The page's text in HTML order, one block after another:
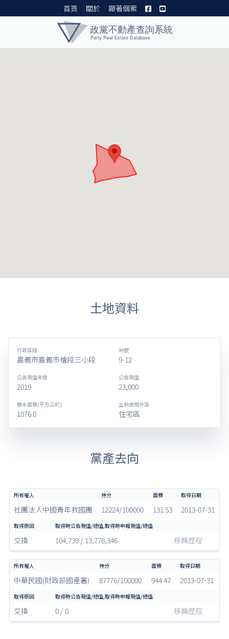
首頁 關於 顯著個案
土地資料
行政區段
嘉義市嘉義市檜段三小段
地號
9-12
公告現值年度
2019
公告現值
23,000
謄本面積(平方公尺)
1076.0
土地使用分區
住宅區
黨產去向
社團法人中國青年救國團 12224/100000 131.53 2013-07-31
交換 104,739 / 13,776,346 移轉歷程
中華民國(財政部國產署) 87776/100000 944.47 2013-07-31
交換 0 / 0 移轉歷程